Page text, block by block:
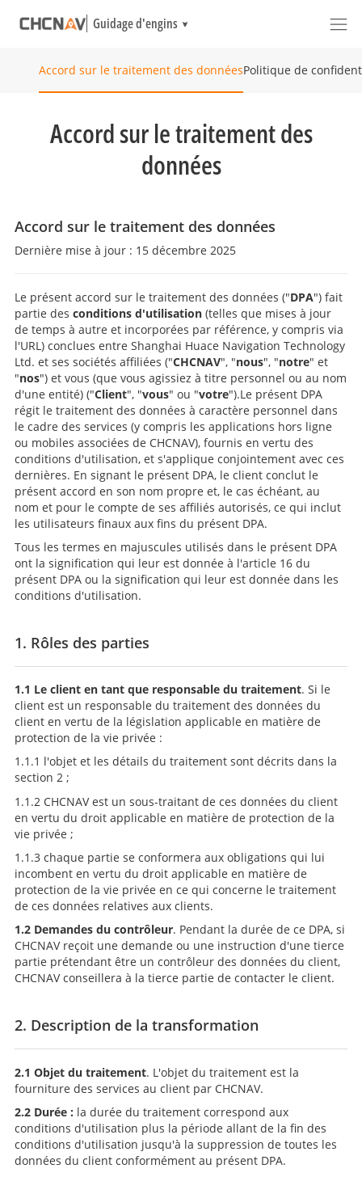
Guidage d'engins
Accord sur le traitement des donnéesPolitique de
Accord sur le traitement des
données
Accord sur le traitement des données
Dernière mise à jour : 15 décembre 2025
Le présent accord sur le traitement des données ("DPA") fait
partie desconditions d'utilisation (telles que mises à jour
de temps à autre et incorporées par référence, y compris via
l'URL) conclues entre Shanghai Huace Navigation Technology
Ltd. et ses sociétés affiliées ("CHCNAV", "nous", "notre" et
"nos") et vous (que vous agissiez à titre personnel ou au nom
d'une entité) ("Client", "vous" ou "votre").Le présent DPA
régit le traitement des données à caractère personnel dans
le cadre des services (y compris les applications hors ligne
ou mobiles associées de CHCNAV), fournis en vertu des
conditions d'utilisation, et s'applique conjointement avec ces
dernières. En signant le présent DPA, le client conclut le
présent accord en son nom propre et, le cas échéant, au
nom et pour le compte de ses affiliés autorisés, ce qui inclut
les utilisateurs finaux aux fins du présent DPA.
Tous les termes en majuscules utilisés dans le présent DPA
ont la signification qui leur est donnée à l'article 16 du
présent DPA ou la signification qui leur est donnée dans les
conditions d'utilisation.
1. Rôles des parties
1.1 Le client en tant que responsable du traitement. Si le
client est un responsable du traitement des données du
client en vertu de la législation applicable en matière de
protection de la vie privée :
1.1.1 l'objet et les détails du traitement sont décrits dans la
section 2 ;
1.1.2 CHCNAV est un sous-traitant de ces données du client
en vertu du droit applicable en matière de protection de la
vie privée ;
1.1.3 chaque partie se conformera aux obligations qui lui
incombent en vertu du droit applicable en matière de
protection de la vie privée en ce qui concerne le traitement
de ces données relatives aux clients.
1.2 Demandes du contrôleur. Pendant la durée de ce DPA, si
CHCNAV reçoit une demande ou une instruction d'une tierce
partie prétendant être un contrôleur des données du client,
CHCNAV conseillera à la tierce partie de contacter le client.
2. Description de la transformation
2.1 Objet du traitement. L'objet du traitement est la
fourniture des services au client par CHCNAV.
2.2 Durée : la durée du traitement correspond aux
conditions d'utilisation plus la période allant de la fin des
conditions d'utilisation jusqu'à la suppression de toutes les
données du client conformément au présent DPA.